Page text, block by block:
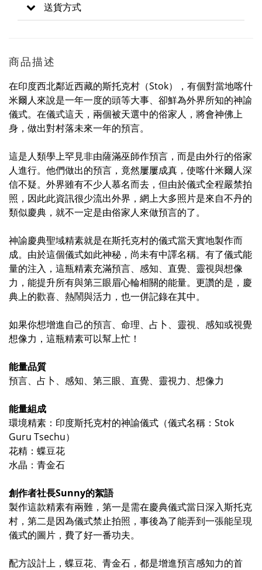
送貨方式
商品描述
在印度西北鄰近西藏的斯托克村（Stok），有個對當地喀什
米爾人來說是一年一度的頭等大事、卻鮮為外界所知的神諭
儀式。在儀式這天，兩個被天選中的俗家人，將會神佛上
身，做出對村落未來一年的預言。
這是人類學上罕見非由薩滿巫師作預言，而是由外行的俗家
人進行。他們做出的預言，竟然屢屢成真，使喀什米爾人深
信不疑。外界雖有不少人慕名而去，但由於儀式全程嚴禁拍
照，因此此資訊很少流出外界，網上大多照片是來自不丹的
類似慶典，就不一定是由俗家人來做預言的了。
神諭慶典聖域精素就是在斯托克村的儀式當天實地製作而
成。由於這個儀式如此神秘，尚未有中譯名稱。有了儀式能
量的注入，這瓶精素充滿預言、感知、直覺、靈視與想像
力，能提升所有與第三眼眉心輪相關的能量。更讚的是，慶
典上的歡喜、熱鬧與活力，也一併記錄在其中。
如果你想增進自己的預言、命理、占卜、靈視、感知或視覺
想像力，這瓶精素可以幫上忙！
能量品質
預言、占卜、感知、第三眼、直覺、靈視力、想像力
能量組成
環境精素：印度斯托克村的神諭儀式（儀式名稱：Stok
Guru Tsechu）
花精：蝶豆花
水晶：青金石
創作者社長Sunny的絮語
製作這款精素有兩難，第一是需在慶典儀式當日深入斯托克
村，第二是因為儀式禁止拍照，事後為了能弄到一張能呈現
儀式的圖片，費了好一番功夫。
配方設計上，蝶豆花、青金石，都是增進預言感知力的首